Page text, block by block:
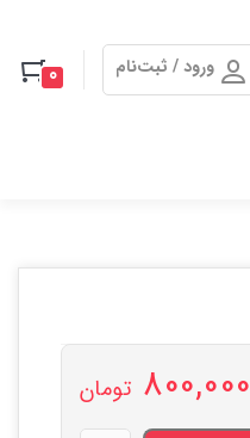
ورود / ثبت‌نام 0
800,000 تومان